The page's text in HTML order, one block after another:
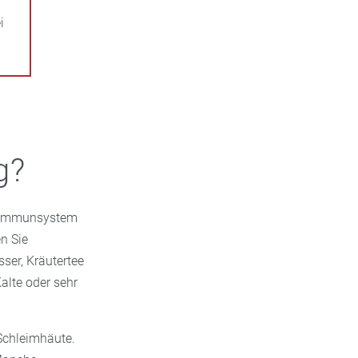
Sie
Kräutertee
oder sehr